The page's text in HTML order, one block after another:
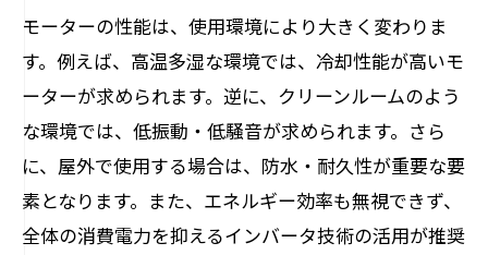
モーターの性能は、使用環境により大きく変わりま
す。例えば、高温多湿な環境では、冷却性能が高いモ
ーターが求められます。逆に、クリーンルームのよう
な環境では、低振動・低騒音が求められます。さら
に、屋外で使用する場合は、防水・耐久性が重要な要
素となります。また、エネルギー効率も無視できず、
全体の消費電力を抑えるインバータ技術の活用が推奨